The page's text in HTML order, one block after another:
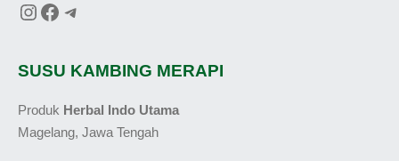
SUSU KAMBING MERAPI
Produk Herbal Indo Utama
Magelang, Jawa Tengah